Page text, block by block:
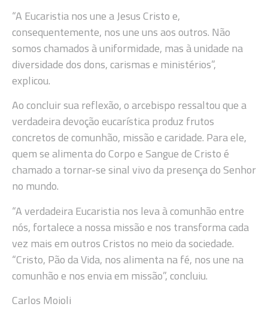
“A Eucaristia nos une a Jesus Cristo e,
consequentemente, nos une uns aos outros. Não
somos chamados à uniformidade, mas à unidade na
diversidade dos dons, carismas e ministérios”,
explicou.
Ao concluir sua reflexão, o arcebispo ressaltou que a
verdadeira devoção eucarística produz frutos
concretos de comunhão, missão e caridade. Para ele,
quem se alimenta do Corpo e Sangue de Cristo é
chamado a tornar-se sinal vivo da presença do Senhor
no mundo.
“A verdadeira Eucaristia nos leva à comunhão entre
nós, fortalece a nossa missão e nos transforma cada
vez mais em outros Cristos no meio da sociedade.
“Cristo, Pão da Vida, nos alimenta na fé, nos une na
comunhão e nos envia em missão”, concluiu.
Carlos Moioli